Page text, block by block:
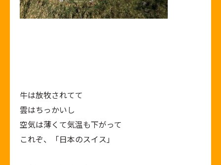
牛は放牧されてて
雲はちっかいし
空気は薄くて気温も下がって
これぞ、「日本のスイス」